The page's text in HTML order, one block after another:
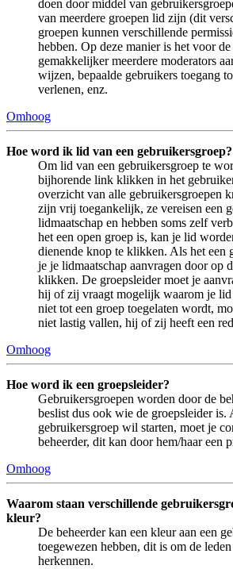
doen door middel van
van meerdere groepen lid zijn (dit
groepen kunnen verschillende
hebben. Op deze manier is het voor
gemakkelijker meerdere moderators
wijzen, bepaalde gebruikers toegang
verlenen, enz.
Omhoog
Hoe word ik lid van een gebruikersgroep?
Om lid van een gebruikersgroep te
bijhorende link klikken in het
overzicht van alle gebruikersgroepen
zijn vrij toegankelijk, ze vereisen een
lidmaatschap en hebben soms zelf
het een open groep is, kan je lid
dienende knop te klikken. Als het een
je je lidmaatschap aanvragen door op
klikken. De groepsleider moet je
hij of zij vraagt mogelijk waarom je
niet tot een groep toegelaten wordt,
niet lastig vallen, hij of zij heeft een
Omhoog
Hoe word ik een groepsleider?
Gebruikersgroepen worden door de
beslist dus ook wie de groepsleider is.
gebruikersgroep wil starten, moet je
beheerder, dit kan door hem/haar een
Omhoog
Waarom staan verschillende
kleur?
De beheerder kan een kleur aan een
toegewezen hebben, dit is om de
herkennen.